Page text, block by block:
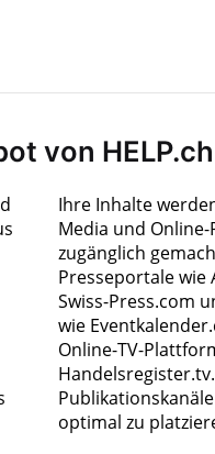
von HELP.ch
Ihre Inhalte
Media und
zugänglich
Presseportale wie
Swiss-Press.com
wie
Online-TV-
optimal zu